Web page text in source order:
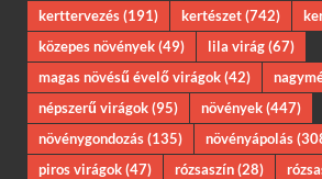
kerttervezés(191) kertészet(742)
közepes növények(49) lila virág(67)
magas növésű évelő virágok(42)
népszerű virágok(95) növények(447)
növénygondozás(135) növényápolás
piros virágok(47) rózsaszín(28)